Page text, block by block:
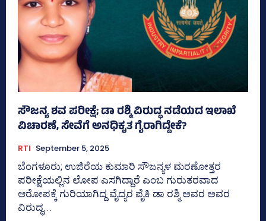
ಸೌಜನ್ಯ ಶವ ಪರೀಕ್ಷೆ; ಡಾ ರಶ್ಮಿ ವಿರುದ್ಧ ನಡೆಯದ ಇಲಾಖೆ
ವಿಚಾರಣೆ, ಸೇವೆಗೆ ಅನಧಿಕೃತ ಗೈರಾಗಿದ್ದೇಕೆ?
RTI September 5, 2025
ಬೆಂಗಳೂರು; ಉಜಿರೆಯ ಕುಮಾರಿ ಸೌಜನ್ಯಳ ಮರಣೋತ್ತರ
ಪರೀಕ್ಷೆಯಲ್ಲಿನ ಲೋಪ ಎಸಗಿದ್ದಾರೆ ಎಂಬ ಗುರುತರವಾದ
ಆರೋಪಕ್ಕೆ ಗುರಿಯಾಗಿದ್ದ ವೈದ್ಯರ ಪೈಕಿ ಡಾ ರಶ್ಮಿ ಅವರ ಅವರ
ವಿರುದ್ಧ...